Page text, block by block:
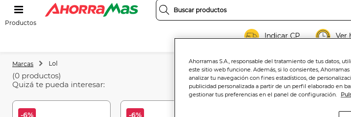
Productos
Indicar CP Ver
Marcas Lol
(0 productos)
Quizá te pueda interesar:
-6% -6%
Ahorramas S.A., responsable del tratamiento de tus datos,
este sitio web funcione. Además, si lo consientes,
analizar tu navegación con fines estadísticos, de
publicidad personalizada a partir de un perfil elaborado en
gestionar tus preferencias en el panel de configuración.